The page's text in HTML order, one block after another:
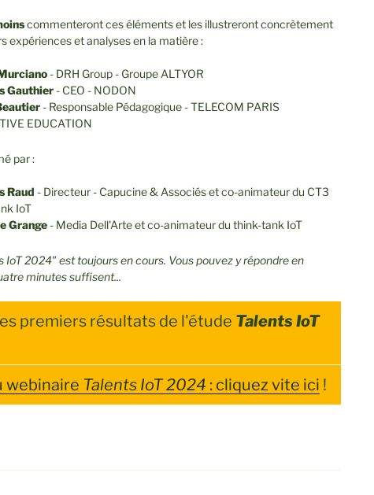
commenteront ces éléments et les illustreront concrètement
expériences et analyses en la matière :
- DRH Group - Groupe ALTYOR
Gauthier - CEO - NODON
- Responsable Pédagogique - TELECOM PARIS
EDUCATION
par :
Raud - Directeur - Capucine & Associés et co-animateur du CT3
IoT
Grange - Media Dell'Arte et co-animateur du think-tank IoT
IoT 2024" est toujours en cours. Vous pouvez y répondre en
minutes suffisent...
premiers résultats de l'étude Talents IoT
webinaire Talents IoT 2024 : cliquez vite ici !